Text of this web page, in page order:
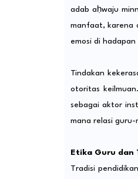
adab aḥwaju
manfaat, karena
emosi di
Tindakan
otoritas
sebagai aktor
mana relasi guru-
Etika Guru dan
Tradisi